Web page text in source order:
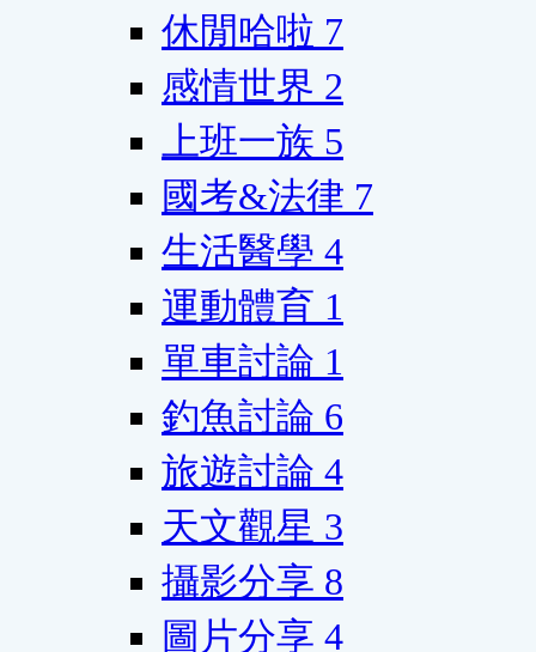
休閒哈啦 7
感情世界 2
上班一族 5
國考&法律 7
生活醫學 4
運動體育 1
單車討論 1
釣魚討論 6
旅遊討論 4
天文觀星 3
攝影分享 8
圖片分享 4